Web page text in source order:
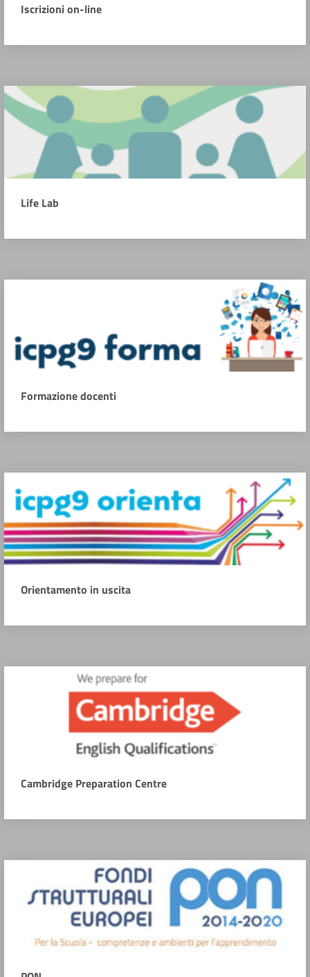
Iscrizioni on-line
Life Lab
Formazione docenti
Orientamento in uscita
Cambridge Preparation Centre